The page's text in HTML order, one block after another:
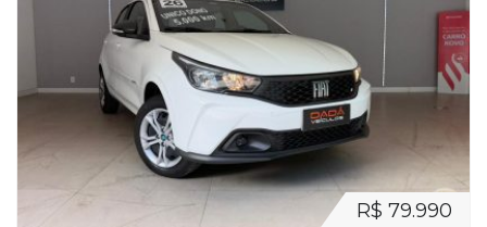
R$ 79.990